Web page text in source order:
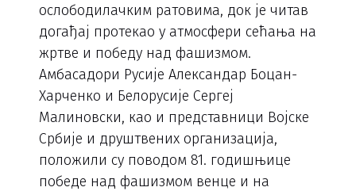
ослободилачким ратовима, док је читав
догађај протекао у атмосфери сећања на
жртве и победу над фашизмом.
Амбасадори Русије Александар Боцан-
Харченко и Белорусије Сергеј
Малиновски, као и представници Војске
Србије и друштвених организација,
положили су поводом 81. годишњице
победе над фашизмом венце и на